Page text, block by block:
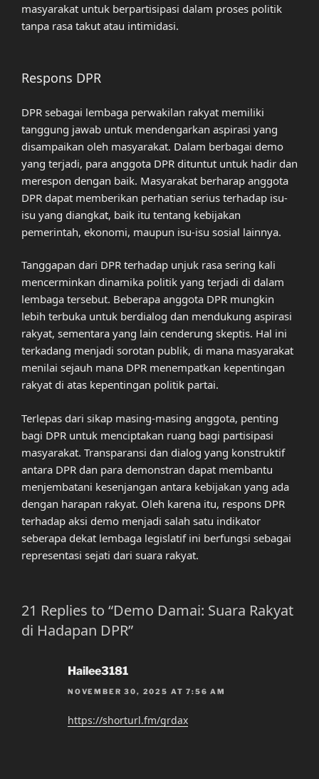
masyarakat untuk berpartisipasi dalam proses politik
tanpa rasa takut atau intimidasi.
Respons DPR
DPR sebagai lembaga perwakilan rakyat memiliki
tanggung jawab untuk mendengarkan aspirasi yang
disampaikan oleh masyarakat. Dalam berbagai demo
yang terjadi, para anggota DPR dituntut untuk hadir dan
merespon dengan baik. Masyarakat berharap anggota
DPR dapat memberikan perhatian serius terhadap isu-
isu yang diangkat, baik itu tentang kebijakan
pemerintah, ekonomi, maupun isu-isu sosial lainnya.
Tanggapan dari DPR terhadap unjuk rasa sering kali
mencerminkan dinamika politik yang terjadi di dalam
lembaga tersebut. Beberapa anggota DPR mungkin
lebih terbuka untuk berdialog dan mendukung aspirasi
rakyat, sementara yang lain cenderung skeptis. Hal ini
terkadang menjadi sorotan publik, di mana masyarakat
menilai sejauh mana DPR menempatkan kepentingan
rakyat di atas kepentingan politik partai.
Terlepas dari sikap masing-masing anggota, penting
bagi DPR untuk menciptakan ruang bagi partisipasi
masyarakat. Transparansi dan dialog yang konstruktif
antara DPR dan para demonstran dapat membantu
menjembatani kesenjangan antara kebijakan yang ada
dengan harapan rakyat. Oleh karena itu, respons DPR
terhadap aksi demo menjadi salah satu indikator
seberapa dekat lembaga legislatif ini berfungsi sebagai
representasi sejati dari suara rakyat.
21 Replies to “Demo Damai: Suara Rakyat
di Hadapan DPR”
Hailee3181
NOVEMBER 30, 2025 AT 7:56 AM
https://shorturl.fm/grdax